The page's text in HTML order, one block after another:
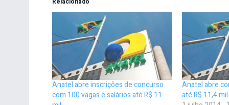
Anatel abre inscrições de concurso
com 100 vagas e salários até R$ 11
Anatel abre
até R$ 11,4 mil